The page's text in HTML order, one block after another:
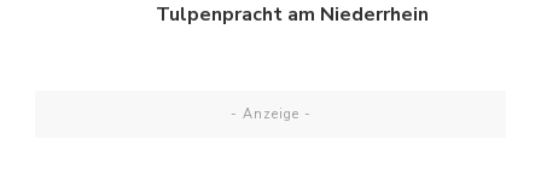
Tulpenpracht am Niederrhein
- Anzeige -